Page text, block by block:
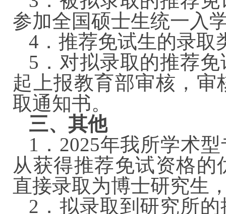
参加全国硕士生统一
4．推荐免试生的录
5．对拟录取的推荐
起上报教育部审核，
取通知书。
三、其他
1．2025年我所学术
从获得推荐免试资格
直接录取为博士研究
2．拟录取到研究所